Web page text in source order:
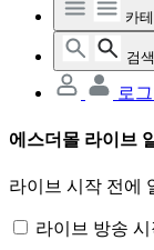
카
검색
로
에스더몰 라이브
라이브 시작 전에
라이브 방송